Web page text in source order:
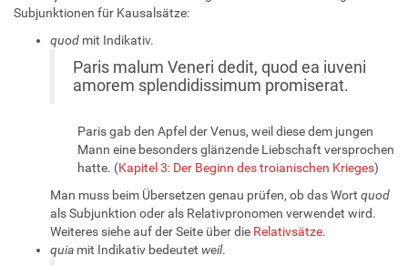
Subjunktionen für Kausalsätze:
quod mit Indikativ.
Paris malum Veneri dedit, quod ea iuveni
amorem splendidissimum promiserat.
Paris gab den Apfel der Venus, weil diese dem jungen
Mann eine besonders glänzende Liebschaft versprochen
hatte. (Kapitel 3: Der Beginn des troianischen Krieges)
Man muss beim Übersetzen genau prüfen, ob das Wort quod
als Subjunktion oder als Relativpronomen verwendet wird.
Weiteres siehe auf der Seite über die Relativsätze.
quia mit Indikativ bedeutet weil.